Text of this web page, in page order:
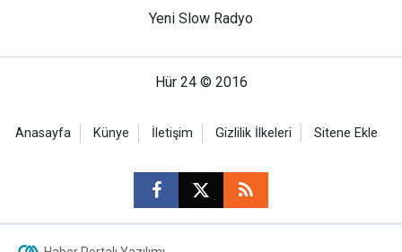
Yeni Slow Radyo
Hür 24 © 2016
Anasayfa Künye İletişim Gizlilik İlkeleri Sitene Ekle